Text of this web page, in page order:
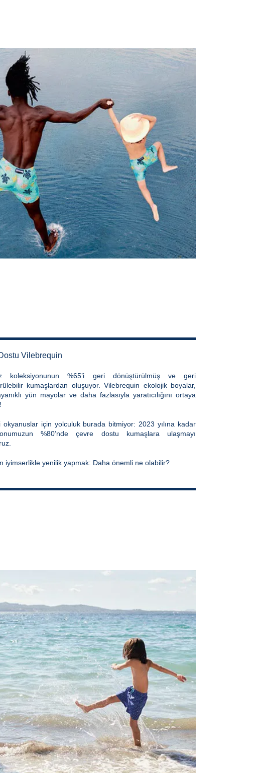
Vilebrequin
koleksiyonunun %65’i geri dönüştürülmüş ve geri
kumaşlardan oluşuyor. Vilebrequin ekolojik boyalar,
yün mayolar ve daha fazlasıyla yaratıcılığını ortaya
okyanuslar için yolculuk burada bitmiyor: 2023 yılına kadar
%80’nde çevre dostu kumaşlara ulaşmayı
iyimserlikle yenilik yapmak: Daha önemli ne olabilir?